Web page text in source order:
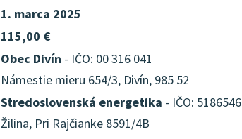
1. marca 2025
115,00 €
Obec Divín - IČO: 00 316 041
Námestie mieru 654/3, Divín, 985 52
Stredoslovenská energetika - IČO:
Žilina, Pri Rajčianke 8591/4B